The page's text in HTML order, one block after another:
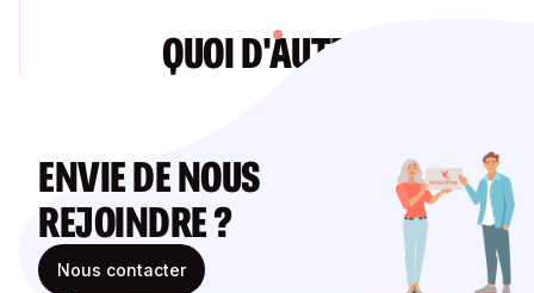
QUOI D'AUTRE ?
ENVIE DE NOUS
REJOINDRE ?
Nous contacter